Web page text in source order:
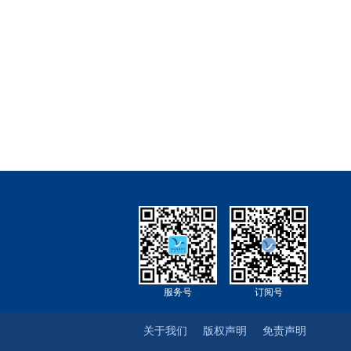
订阅号
服务号
免责声明
版权声明
关于我们